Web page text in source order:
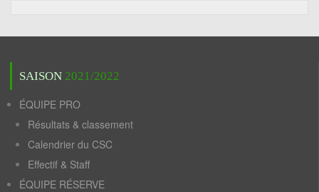
SAISON 2021/2022
ÉQUIPE PRO
Résultats & classement
Calendrier du CSC
Effectif & Staff
ÉQUIPE RÉSERVE